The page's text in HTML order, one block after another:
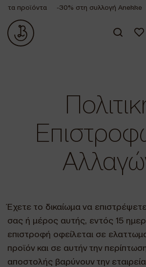
προϊόντα -30% στη συλλογή Anekke
Έχετε το δικαίωμα να
σας ή μέρος αυτής, εντός 15
επιστροφή οφείλεται σε
προϊόν και σε αυτήν την
αποστολής βαρύνουν την